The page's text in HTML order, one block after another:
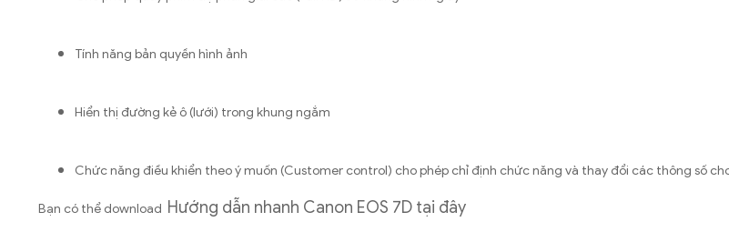
Tính năng bản quyền hình ảnh
Hiển thị đường kẻ ô (lưới) trong khung ngắm
Chức năng điều khiển theo ý muốn (Customer control) cho phép chỉ định chức năng và thay đổi các thông số
Bạn có thể download Hướng dẫn nhanh Canon EOS 7D tại đây